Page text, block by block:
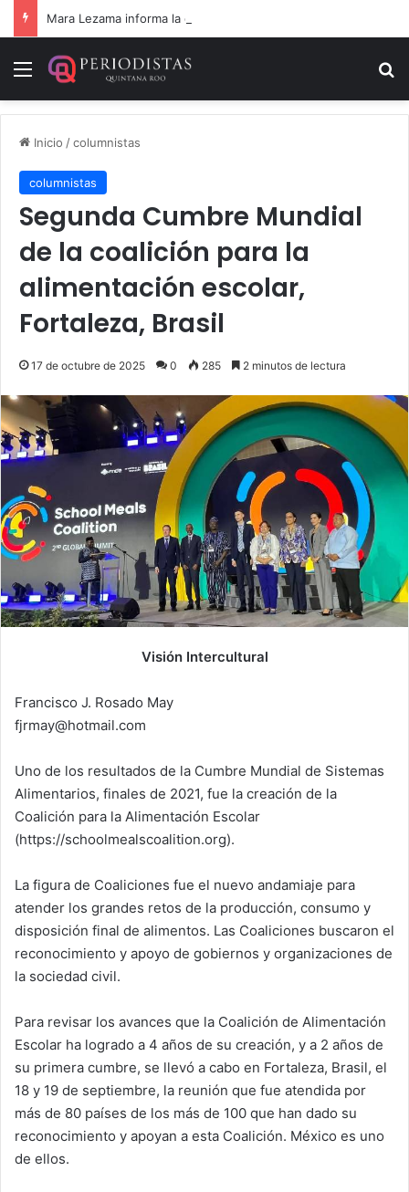
Menú
Inicio /columnistas
columnistas
Segunda Cumbre Mundial
de la coalición para la
alimentación escolar,
Fortaleza, Brasil
17 de octubre de 2025 0 285 2 minutos de lectura
Visión Intercultural
Francisco J. Rosado May
fjrmay@hotmail.com
Uno de los resultados de la Cumbre Mundial de Sistemas
Alimentarios, finales de 2021, fue la creación de la
Coalición para la Alimentación Escolar
(https://schoolmealscoalition.org).
La figura de Coaliciones fue el nuevo andamiaje para
atender los grandes retos de la producción, consumo y
disposición final de alimentos. Las Coaliciones buscaron el
reconocimiento y apoyo de gobiernos y organizaciones de
la sociedad civil.
Para revisar los avances que la Coalición de Alimentación
Escolar ha logrado a 4 años de su creación, y a 2 años de
su primera cumbre, se llevó a cabo en Fortaleza, Brasil, el
18 y 19 de septiembre, la reunión que fue atendida por
más de 80 países de los más de 100 que han dado su
reconocimiento y apoyan a esta Coalición. México es uno
de ellos.